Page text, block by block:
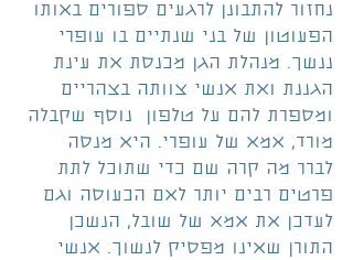
נחזור להתבונן לרגעים ספורים באותו
הפעוטון של בני שנתיים בו עופרי
ננשך. מנהלת הגן מכנסת את עינת
הגננת ואת אנשי צוותה בצהריים
ומספרת להם על טלפון  נוסף שקבלה
מורד, אמא של עופרי. היא מנסה
לברר מה קרה שם כדי שתוכל לתת
פרטים רבים יותר לאם הכעוסה וגם
לעדכן את אמא של שובל, הנשכן
התורן שאינו מפסיק לנשוך. אנשי